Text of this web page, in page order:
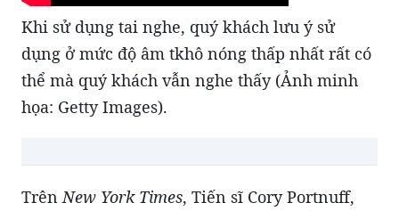
Khi sử dụng tai nghe, quý khách lưu ý sử
dụng ở mức độ âm tkhô nóng thấp nhất rất có
thể mà quý khách vẫn nghe thấy (Ảnh minh
họa: Getty Images).
TrênNew York Times, Tiến sĩ Cory Portnuff,